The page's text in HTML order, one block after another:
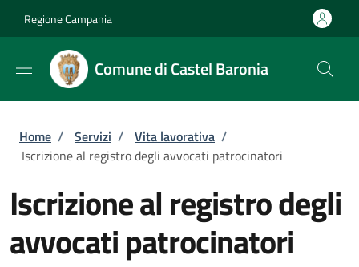
Regione Campania
Comune di Castel Baronia
Briciole di pane
Home / Servizi / Vita lavorativa /
Iscrizione al registro degli avvocati patrocinatori
Iscrizione al registro degli
avvocati patrocinatori